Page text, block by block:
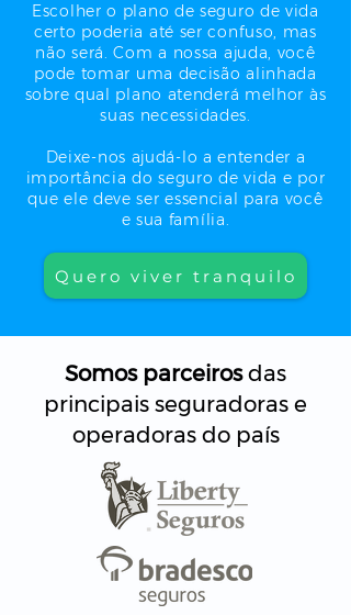
Escolher o plano de seguro de vida
certo poderia até ser confuso, mas
não será. Com a nossa ajuda, você
pode tomar uma decisão alinhada
sobre qual plano atenderá melhor às
suas necessidades.
Deixe-nos ajudá-lo a entender a
importância do seguro de vida e por
que ele deve ser essencial para você
e sua família.
Quero viver tranquilo
Somos parceirosdas
principais seguradoras e
operadoras do país